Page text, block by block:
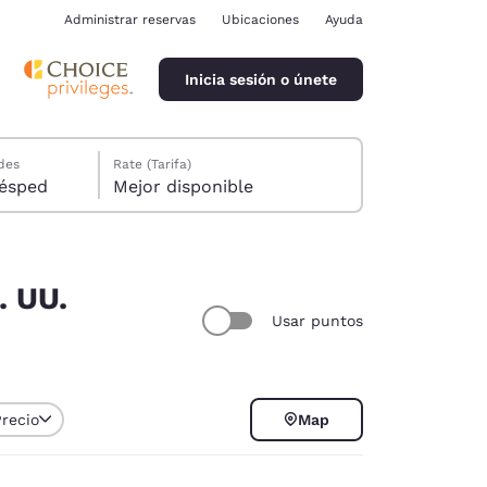
Administrar reservas Ubicaciones Ayuda
Inicia sesión o únete
1 huésped
Rate (Tarifa)
Mejor disponible
UU.
Usar puntos
Map